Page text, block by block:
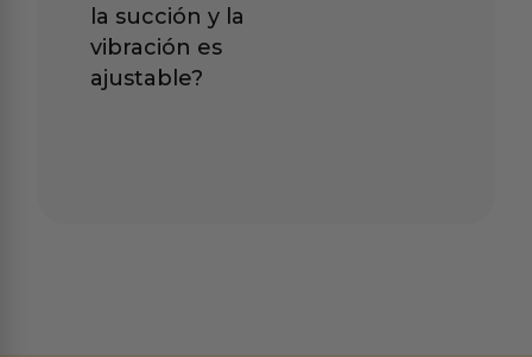
la succión y la
vibración es
ajustable?